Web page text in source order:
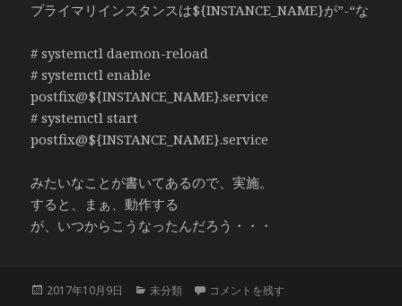
プライマリインスタンスは${INSTANCE_NAME}が”-“な
# systemctl daemon-reload
# systemctl enable
postfix@${INSTANCE_NAME}.service
# systemctl start
postfix@${INSTANCE_NAME}.service
みたいなことが書いてあるので、実施。
すると、まぁ、動作する
が、いつからこうなったんだろう・・・
投
2017年10月9日
カ
未分類 Debian stretch のpostfix に
コメントを残す